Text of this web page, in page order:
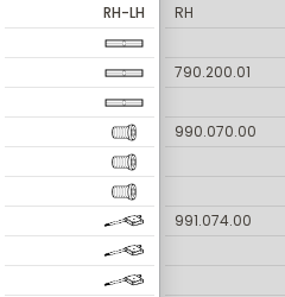
RH-LH
RH
790.200.01
990.070.00
991.074.00